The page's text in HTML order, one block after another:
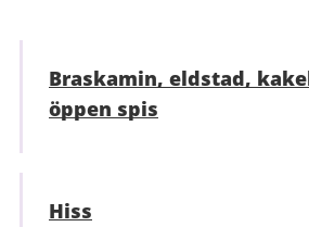
Braskamin, eldstad,
öppen spis
Hiss